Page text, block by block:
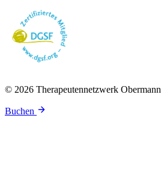
© 2026 Therapeutennetzwerk Obermann
Buchen